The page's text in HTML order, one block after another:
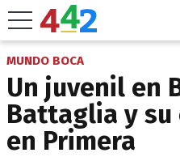
MUNDO BOCA
Un juvenil en
Battaglia y
en Primera